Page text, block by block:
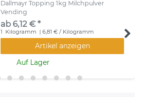
Dallmayr Topping 1kg Milchpulver
Vending
ab 6,12 € *
1 Kilogramm | 6,81 € / Kilogramm
Artikel anzeigen
Auf Lager